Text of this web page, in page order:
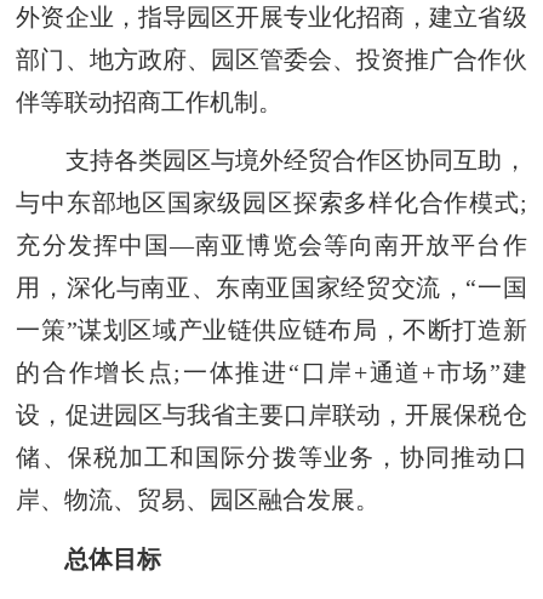
外资企业，指导园区开展专业化招商，建立省级
部门、地方政府、园区管委会、投资推广合作伙
伴等联动招商工作机制。
支持各类园区与境外经贸合作区协同互助，
与中东部地区国家级园区探索多样化合作模式;
充分发挥中国—南亚博览会等向南开放平台作
用，深化与南亚、东南亚国家经贸交流，“一国
一策”谋划区域产业链供应链布局，不断打造新
的合作增长点;一体推进“口岸+通道+市场”建
设，促进园区与我省主要口岸联动，开展保税仓
储、保税加工和国际分拨等业务，协同推动口
岸、物流、贸易、园区融合发展。
总体目标